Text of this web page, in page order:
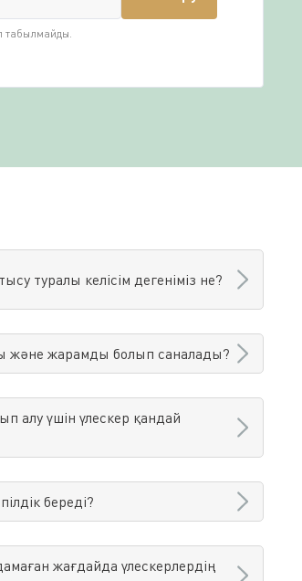
табылмайды.
туралы келісім дегеніміз не?
және жарамды болып саналады?
алу үшін үлескер қандай
береді?
жағдайда үлескерлердің